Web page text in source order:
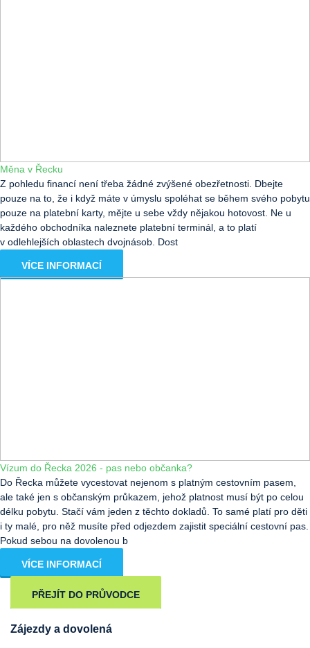
Měna v Řecku
Z pohledu financí není třeba žádné zvýšené obezřetnosti. Dbejte
pouze na to, že i když máte v úmyslu spoléhat se během svého pobytu
pouze na platební karty, mějte u sebe vždy nějakou hotovost. Ne u
každého obchodníka naleznete platební terminál, a to platí
v odlehlejších oblastech dvojnásob. Dost
VÍCE INFORMACÍ
Vízum do Řecka 2026 - pas nebo občanka?
Do Řecka můžete vycestovat nejenom s platným cestovním pasem,
ale také jen s občanským průkazem, jehož platnost musí být po celou
délku pobytu. Stačí vám jeden z těchto dokladů. To samé platí pro děti
i ty malé, pro něž musíte před odjezdem zajistit speciální cestovní pas.
Pokud sebou na dovolenou b
VÍCE INFORMACÍ
PŘEJÍT DO PRŮVODCE
Zájezdy a dovolená